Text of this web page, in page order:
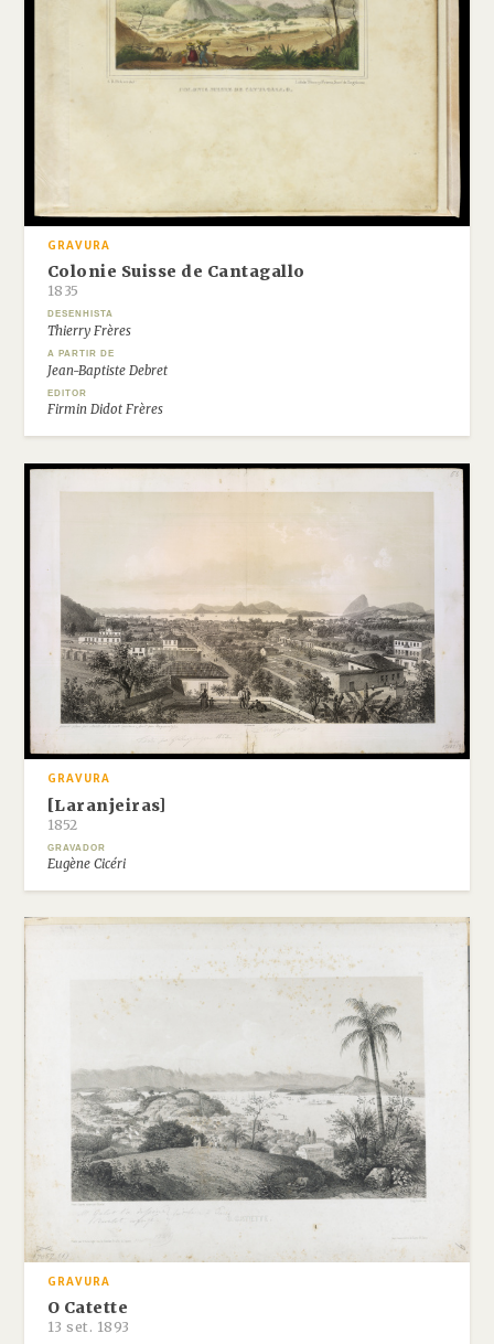
GRAVURA
Colonie Suisse de Cantagallo
1835
DESENHISTA
Thierry Frères
A PARTIR DE
Jean-Baptiste Debret
EDITOR
Firmin Didot Frères
GRAVURA
[Laranjeiras]
1852
GRAVADOR
Eugène Cicéri
GRAVURA
O Catette
13 set. 1893